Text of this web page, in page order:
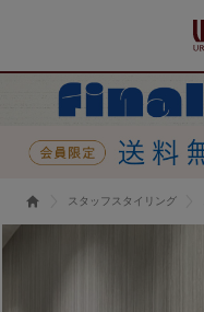
スタッフスタイリング